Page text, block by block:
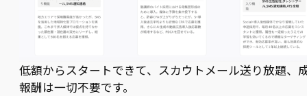
低額からスタートできて、スカウトメール送り放題、
報酬は一切不要です。